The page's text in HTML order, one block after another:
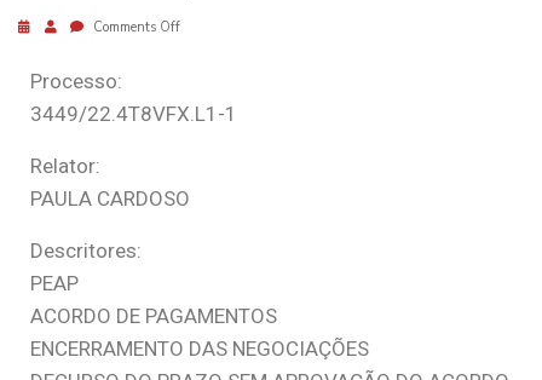
Comments Off
Processo:
3449/22.4T8VFX.L1-1
Relator:
PAULA CARDOSO
Descritores:
PEAP
ACORDO DE PAGAMENTOS
ENCERRAMENTO DAS NEGOCIAÇÕES